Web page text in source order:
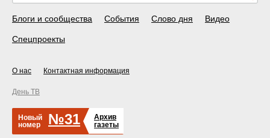
Блоги и сообщества События Слово дня Видео
Спецпроекты
О нас Контактная информация
День ТВ
Новый
номер
№31
Архив
газеты